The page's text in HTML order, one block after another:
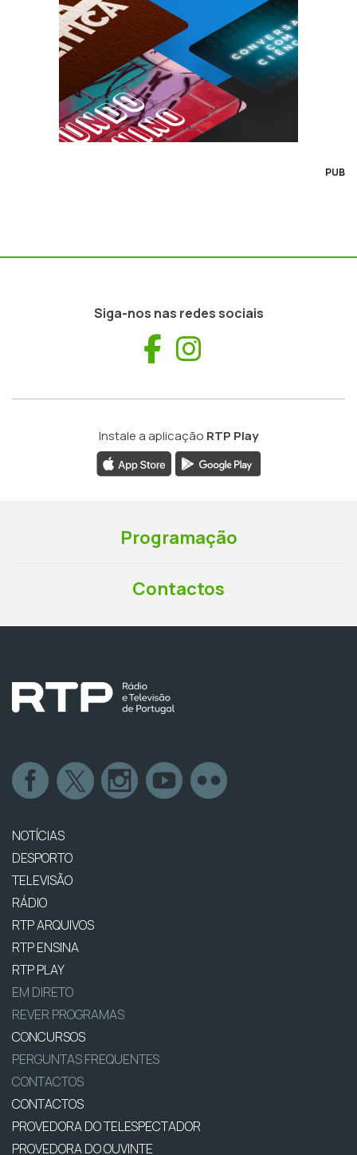
PUB
Siga-nos nas redes sociais
Facebook
Instale a aplicação RTP Play
Programação
Contactos
NOTÍCIAS
DESPORTO
TELEVISÃO
RÁDIO
RTP ARQUIVOS
RTP ENSINA
RTP PLAY
EM DIRETO
REVER PROGRAMAS
CONCURSOS
PERGUNTAS FREQUENTES
CONTACTOS
CONTACTOS
PROVEDORA DO TELESPECTADOR
PROVEDORA DO OUVINTE